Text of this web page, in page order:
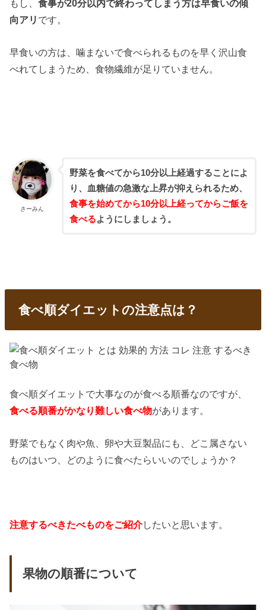
もし、食事が20分以内で終わってしまう方は早食いの傾
向アリ です。
早食いの方は、噛まないで食べられるものを早く沢山食
べれてしまうため、食物繊維が足りていません。
さーみん
野菜を食べてから10分以上経過することによ
り、血糖値の急激な上昇が抑えられるため、
食事を始めてから10分以上経ってからご飯を
食べるようにしましょう。
食べ順ダイエットの注意点は？
食べ順ダイエットで大事なのが食べる順番なのですが、
食べる順番がかなり難しい食べ物があります。
野菜でもなく肉や魚、卵や大豆製品にも、どこ属さない
ものはいつ、どのように食べたらいいのでしょうか？
注意するべきたべものをご紹介したいと思います。
果物の順番について